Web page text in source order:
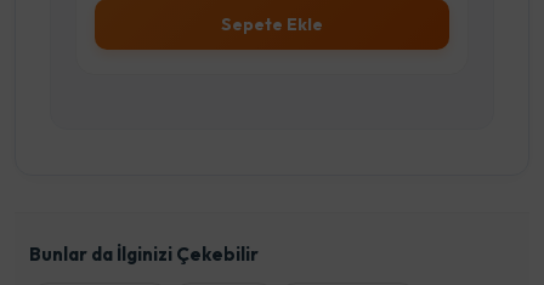
Sepete Ekle
Bunlar da İlginizi Çekebilir